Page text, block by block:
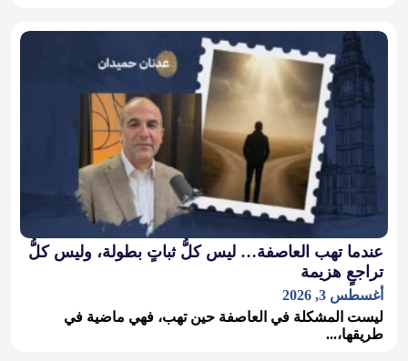
عندما تهب العاصفة… ليس كلُّ ثباتٍ بطولة، وليس كلُّ
تراجعٍ هزيمة
أغسطس 3, 2026
ليست المشكلة في العاصفة حين تهب، فهي ماضية في
طريقها،...